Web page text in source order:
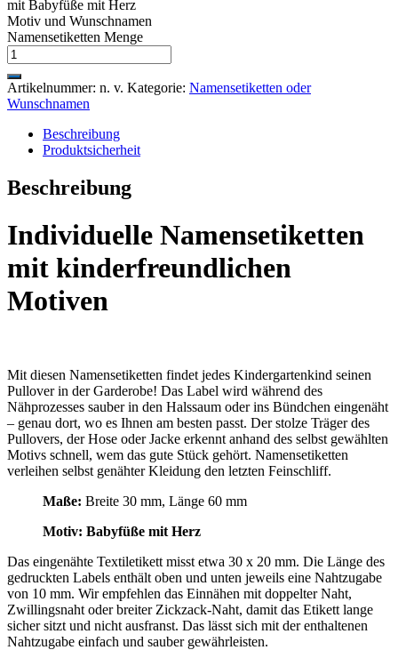
mit Babyfüße mit Herz
Motiv und Wunschnamen
Namensetiketten Menge
Artikelnummer: n. v. Kategorie: Namensetiketten oder
Wunschnamen
Beschreibung
Produktsicherheit
Beschreibung
Individuelle Namensetiketten
mit kinderfreundlichen
Motiven
Mit diesen Namensetiketten findet jedes Kindergartenkind seinen
Pullover in der Garderobe! Das Label wird während des
Nähprozesses sauber in den Halssaum oder ins Bündchen eingenäht
– genau dort, wo es Ihnen am besten passt. Der stolze Träger des
Pullovers, der Hose oder Jacke erkennt anhand des selbst gewählten
Motivs schnell, wem das gute Stück gehört. Namensetiketten
verleihen selbst genähter Kleidung den letzten Feinschliff.
Maße: Breite 30 mm, Länge 60 mm
Motiv: Babyfüße mit Herz
Das eingenähte Textiletikett misst etwa 30 x 20 mm. Die Länge des
gedruckten Labels enthält oben und unten jeweils eine Nahtzugabe
von 10 mm. Wir empfehlen das Einnähen mit doppelter Naht,
Zwillingsnaht oder breiter Zickzack-Naht, damit das Etikett lange
sicher sitzt und nicht ausfranst. Das lässt sich mit der enthaltenen
Nahtzugabe einfach und sauber gewährleisten.